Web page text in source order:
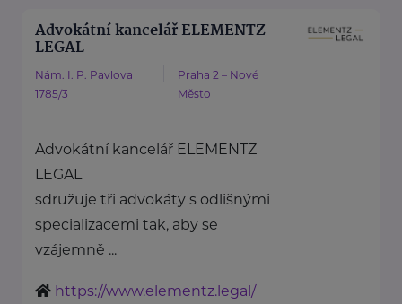
Advokátní kancelář ELEMENTZ
LEGAL
Nám. I. P. Pavlova
1785/3
Praha 2 – Nové
Město
Advokátní kancelář ELEMENTZ
LEGAL
sdružuje tři advokáty s odlišnými
specializacemi tak, aby se
vzájemně ...
https://www.elementz.legal/